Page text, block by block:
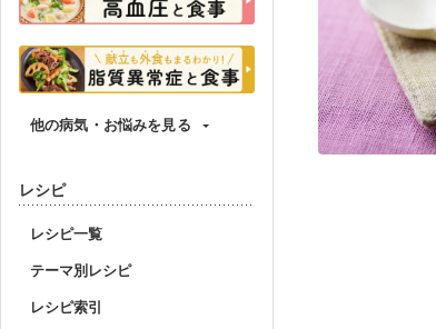
他の病気・お悩みを見る
レシピ
レシピ一覧
テーマ別レシピ
レシピ索引